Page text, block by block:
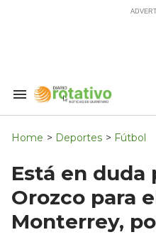
Search
Navigation
Home > Deportes > Fútbol
Está en duda
Orozco para
Monterrey,